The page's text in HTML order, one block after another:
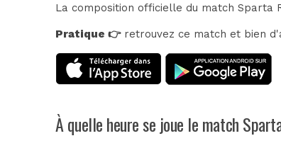
La composition officielle du match Sparta
Pratique 👉retrouvez ce match et bien
À quelle heure se joue le match